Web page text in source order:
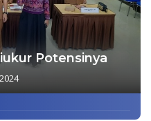
Potensinya